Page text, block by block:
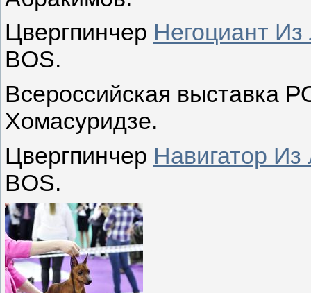
Цвергпинчер Негоциант Из
BOS.
Всероссийская выставка
Хомасуридзе.
Цвергпинчер Навигатор Из
BOS.